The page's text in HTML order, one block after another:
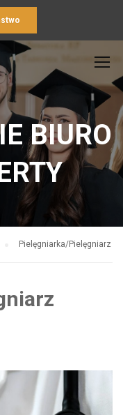
BIURO
Pielęgniarka/Pielęgniarz